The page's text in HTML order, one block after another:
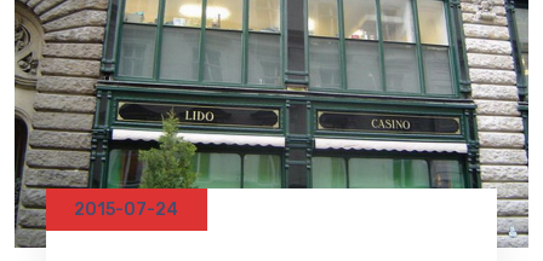
2015-07-24